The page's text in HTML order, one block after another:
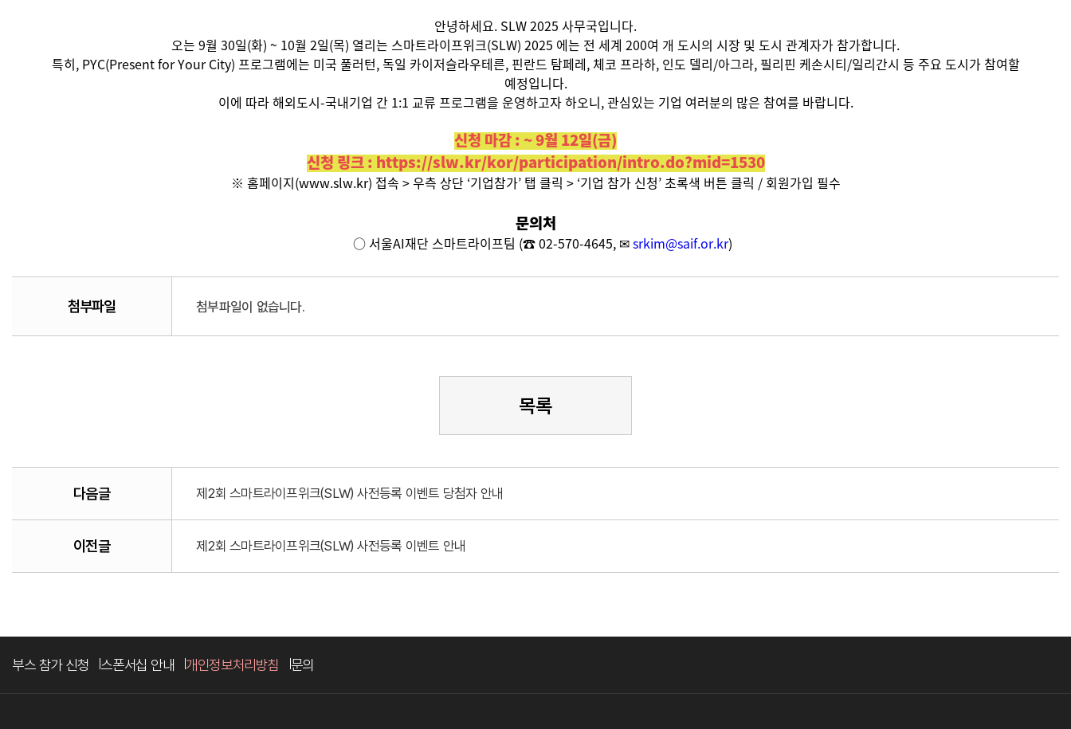
안녕하세요. SLW 2025 사무국입니다.
오는 9월 30일(화) ~ 10월 2일(목) 열리는 스마트라이프위크(SLW) 2025 에는 전 세계 200여 개 도시의 시장 및 도시 관계자가 참가합니다.
특히, PYC(Present for Your City) 프로그램에는 미국 풀러턴, 독일 카이저슬라우테른, 핀란드 탐페레, 체코 프라하, 인도 델리/아그라, 필리핀 케손시티/일리간시 등 주요 도시가 참여할
예정입니다.
이에 따라 해외도시-국내기업 간 1:1 교류 프로그램을 운영하고자 하오니, 관심있는 기업 여러분의 많은 참여를 바랍니다.
신청 마감 : ~ 9월 12일(금)
신청 링크 :https://slw.kr/kor/participation/intro.do?mid=1530
※ 홈페이지(www.slw.kr) 접속 > 우측 상단 ‘기업참가’ 탭 클릭 > ‘기업 참가 신청’ 초록색 버튼 클릭 / 회원가입 필수
문의처
○ 서울AI재단 스마트라이프팀 (☎02-570-4645, ✉srkim@saif.or.kr)
첨부파일 첨부파일이 없습니다.
목록
다음글 제2회 스마트라이프위크(SLW) 사전등록 이벤트 당첨자 안내
이전글 제2회 스마트라이프위크(SLW) 사전등록 이벤트 안내
부스 참가 신청 스폰서십 안내 개인정보처리방침 문의